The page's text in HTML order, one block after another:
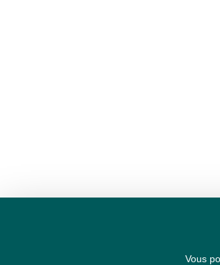
Vous